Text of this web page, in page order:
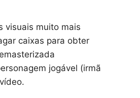
visuais muito mais
caixas para obter
jogável (irmã